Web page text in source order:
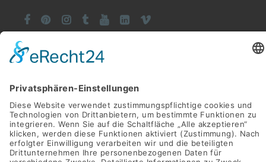
      
©SWAY Books UG • Alle Rechte vorbehalten
Alle Preise inkl. der gesetzlichen MwSt.